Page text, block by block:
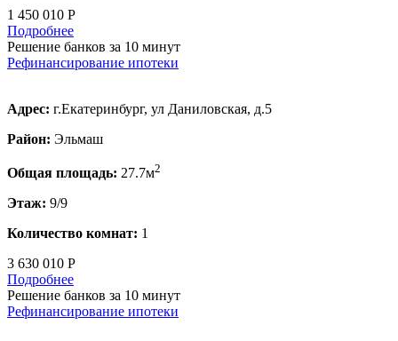
1 450 010 Р
Подробнее
Решение банков за 10 минут
Рефинансирование ипотеки
Адрес: г.Екатеринбург, ул Даниловская, д.5
Район: Эльмаш
Общая площадь: 27.7м2
Этаж: 9/9
Количество комнат: 1
3 630 010 Р
Подробнее
Решение банков за 10 минут
Рефинансирование ипотеки